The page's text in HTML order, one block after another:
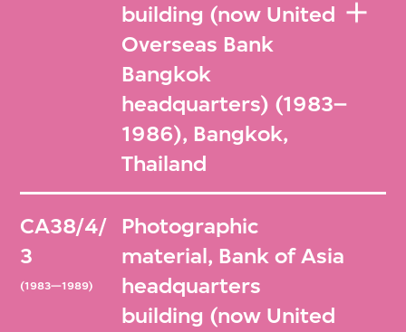
building (now United
Overseas Bank
Bangkok
headquarters) (1983–
1986), Bangkok,
Thailand
CA38/4/
3
(1983—1989)
Photographic
material, Bank of Asia
headquarters
building (now United